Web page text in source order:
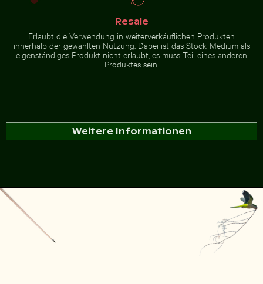
Resale
Erlaubt die Verwendung in weiterverkäuflichen Produkten
innerhalb der gewählten Nutzung. Dabei ist das Stock-Medium als
eigenständiges Produkt nicht erlaubt, es muss Teil eines anderen
Produktes sein.
Weitere Informationen